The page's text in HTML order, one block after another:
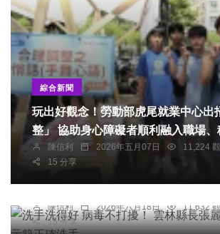
綜合新聞
玩出好觀念！勞動部虎尾就業中心出
整」 協助身心障礙者順利融入職場
陳信利 2026年五月07日
11,224
15 分享
綜合新聞
陳信利 2026年六月18日
11,632
15 分享
綜合新聞 健康